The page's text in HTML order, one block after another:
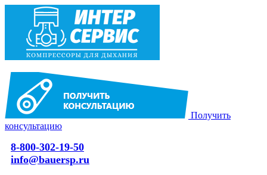
Получить
консультацию
8-800-302-19-50
info@bauersp.ru